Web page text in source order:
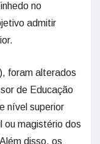
no
admitir
foram alterados
de Educação
nível superior
ou magistério dos
disso, os